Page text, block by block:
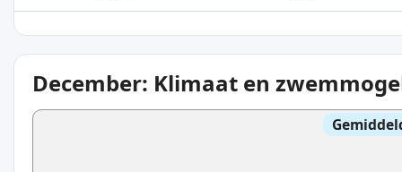
December: Klimaat en